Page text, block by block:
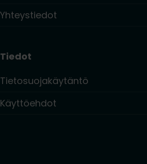
Yhteystiedot
Tiedot
Tietosuojakäytäntö
Käyttöehdot